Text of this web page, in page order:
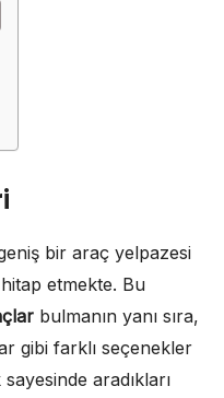
bir araç yelpazesi
hitap etmekte. Bu
bulmanın yanı sıra,
gibi farklı seçenekler
aradıkları